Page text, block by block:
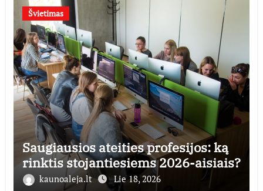
Švietimas
Saugiausios ateities profesijos: ką
rinktis stojantiesiems 2026-aisiais?
kaunoaleja.lt Lie 18, 2026